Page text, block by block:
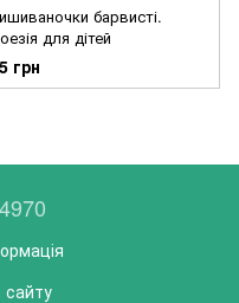
барвисті.
для дітей
грн
сайту